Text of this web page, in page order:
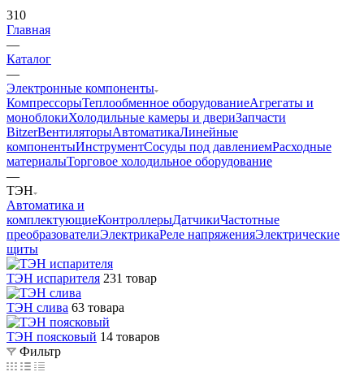
310
Главная
—
Каталог
—
Электронные компоненты
КомпрессорыТеплообменное оборудованиеАгрегаты и
моноблокиХолодильные камеры и двериЗапчасти
BitzerВентиляторыАвтоматикаЛинейные
компонентыИнструментСосуды под давлениемРасходные
материалыТорговое холодильное оборудование
—
ТЭН
Автоматика и
комплектующиеКонтроллерыДатчикиЧастотные
преобразователиЭлектрикаРеле напряженияЭлектрические
щиты
ТЭН испарителя 231 товар
ТЭН слива 63 товара
ТЭН поясковый 14 товаров
Фильтр